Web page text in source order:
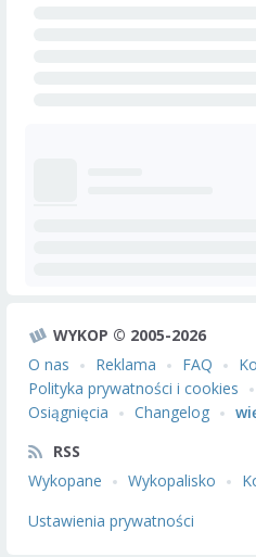
WYKOP © 2005-2026
O nas
Reklama FAQ
Polityka prywatności i cookies
Osiągnięcia
Changelog
RSS
Wykopane
Wykopalisko
Ustawienia prywatności